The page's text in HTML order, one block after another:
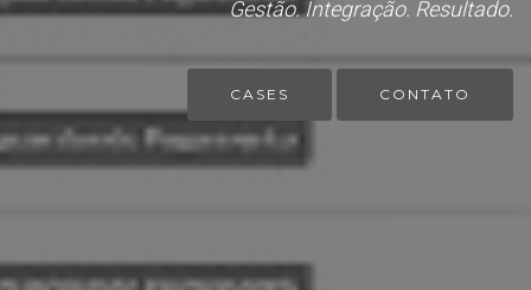
Gestão. Integração. Resultado.
CASES CONTATO